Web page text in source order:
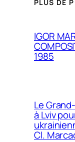
PLUS DE
IGOR
1985
Le
à Lviv
Cl.